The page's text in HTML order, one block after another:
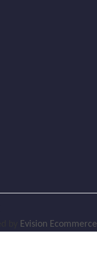
Evision Ecommerce